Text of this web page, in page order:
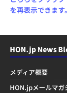
を再表示できます。
HON.jp News
メディア概要
HON.jpメールマガ